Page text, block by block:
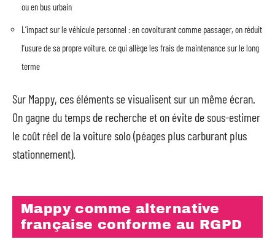
ou en bus urbain
L’impact sur le véhicule personnel : en covoiturant comme passager, on réduit
l’usure de sa propre voiture, ce qui allège les frais de maintenance sur le long
terme
Sur Mappy, ces éléments se visualisent sur un même écran.
On gagne du temps de recherche et on évite de sous-estimer
le coût réel de la voiture solo (péages plus carburant plus
stationnement).
Mappy comme alternative
française conforme au RGPD